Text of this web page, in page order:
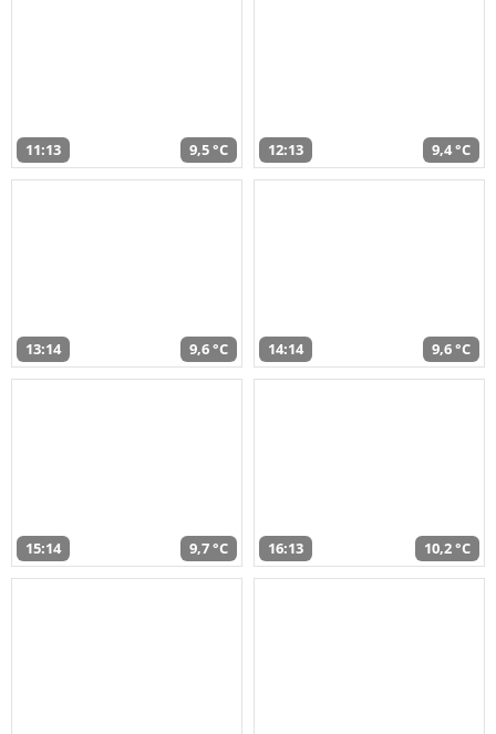
11:13 9,5 °C 12:13 9,4 °C
13:14 9,6 °C 14:14 9,6 °C
15:14 9,7 °C 16:13 10,2 °C